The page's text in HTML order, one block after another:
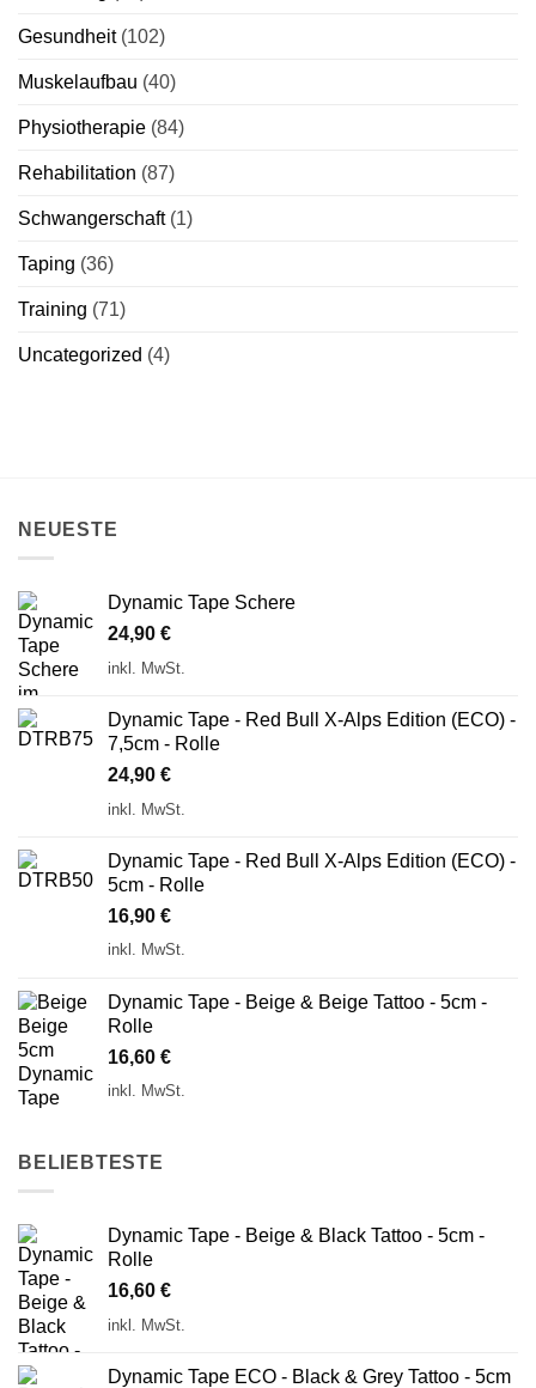
Gesundheit(102)
Muskelaufbau (40)
Physiotherapie (84)
Rehabilitation (87)
Schwangerschaft(1)
Taping (36)
Training (71)
Uncategorized (4)
NEUESTE
Dynamic Tape Schere
24,90 €
inkl. MwSt.
Dynamic Tape - Red Bull X-Alps Edition (ECO) -
7,5cm - Rolle
24,90 €
inkl. MwSt.
Dynamic Tape - Red Bull X-Alps Edition (ECO) -
5cm - Rolle
16,90 €
inkl. MwSt.
Dynamic Tape - Beige & Beige Tattoo - 5cm -
Rolle
16,60 €
inkl. MwSt.
BELIEBTESTE
Dynamic Tape - Beige & Black Tattoo - 5cm -
Rolle
16,60 €
inkl. MwSt.
Dynamic Tape ECO - Black & Grey Tattoo - 5cm